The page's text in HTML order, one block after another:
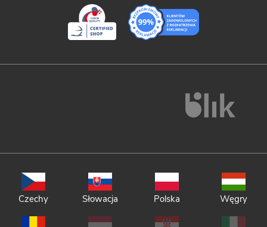
Czechy Słowacja Polska Węgry